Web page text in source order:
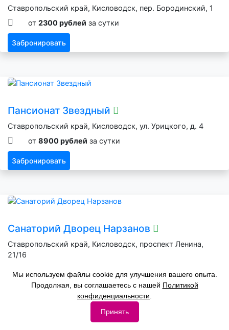
Ставропольский край, Кисловодск, пер. Бородинский, 1
от 2300 рублей за сутки
Забронировать
Пансионат Звездный
Ставропольский край, Кисловодск, ул. Урицкого, д. 4
от 8900 рублей за сутки
Забронировать
Санаторий Дворец Нарзанов
Ставропольский край, Кисловодск, проспект Ленина,
21/16
Забронировать
Мы используем файлы cookie для улучшения вашего опыта.
Продолжая, вы соглашаетесь с нашей Политикой
конфиденциальности
Принять